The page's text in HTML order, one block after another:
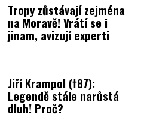
Tropy zůstávají zejména
na Moravě! Vrátí se i
jinam, avizují experti
Jiří Krampol (†87):
Legendě stále narůstá
dluh! Proč?